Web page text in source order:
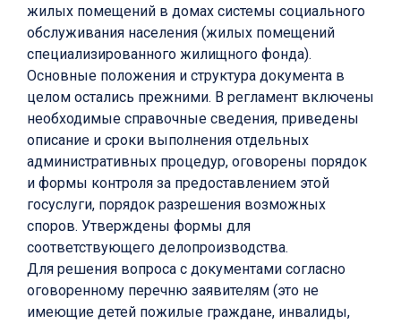
жилых помещений в домах системы социального
обслуживания населения (жилых помещений
специализированного жилищного фонда).
Основные положения и структура документа в
целом остались прежними. В регламент включены
необходимые справочные сведения, приведены
описание и сроки выполнения отдельных
административных процедур, оговорены порядок
и формы контроля за предоставлением этой
госуслуги, порядок разрешения возможных
споров. Утверждены формы для
соответствующего делопроизводства.
Для решения вопроса с документами согласно
оговоренному перечню заявителям (это не
имеющие детей пожилые граждане, инвалиды,